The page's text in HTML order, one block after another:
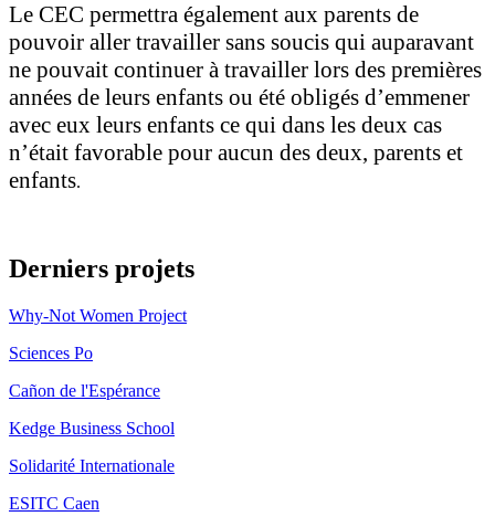
Le CEC permettra également aux parents de
pouvoir aller travailler sans soucis qui auparavant
ne pouvait continuer à travailler lors des premières
années de leurs enfants ou été obligés d’emmener
avec eux leurs enfants ce qui dans les deux cas
n’était favorable pour aucun des deux, parents et
enfants.
Derniers projets
Why-Not Women Project
Sciences Po
Cañon de l'Espérance
Kedge Business School
Solidarité Internationale
ESITC Caen